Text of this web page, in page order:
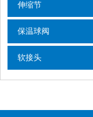
伸缩节
保温球阀
软接头